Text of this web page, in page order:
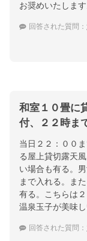
お奨めいたします
回答された質問：
和室１０畳に
付、２２時ま
当日２２：００
る屋上貸切露天
い場合も有る。
まで入れる。ま
有る。こちらは
温泉玉子が美味し
回答された質問：